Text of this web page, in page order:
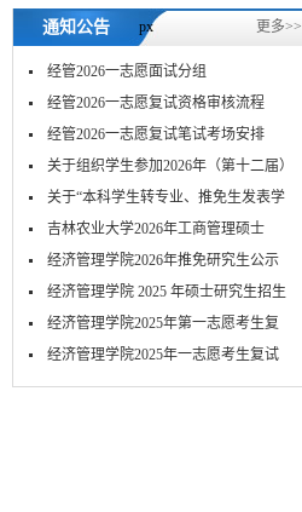
px
通知公告 更多>>
经管2026一志愿面试分组
经管2026一志愿复试资格审核流程
经管2026一志愿复试笔试考场安排
关于组织学生参加2026年（第十二届）
MPA...
关于“本科学生转专业、推免生发表学
术...
吉林农业大学2026年工商管理硕士
（MBA）...
经济管理学院2026年推免研究生公示
经济管理学院 2025 年硕士研究生招生
考...
经济管理学院2025年第一志愿考生复
试-笔...
​经济管理学院2025年一志愿考生复试
面...